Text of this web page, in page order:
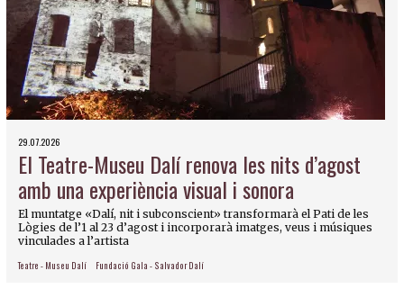
29.07.2026
El Teatre-Museu Dalí renova les nits d’agost
amb una experiència visual i sonora
El muntatge «Dalí, nit i subconscient» transformarà el Pati de les
Lògies de l’1 al 23 d’agost i incorporarà imatges, veus i músiques
vinculades a l’artista
Teatre - Museu Dalí Fundació Gala - Salvador Dalí